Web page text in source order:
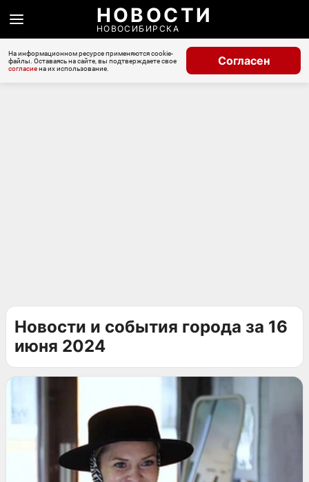
НОВОСТИ
НОВОСИБИРСКА
На информационном ресурсе применяются cookie-
файлы. Оставаясь на сайте, вы подтверждаете свое
согласиена их использование.
Согласен
Новости и события города за 16
июня 2024